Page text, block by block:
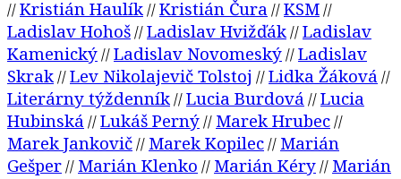
//Kristián Haulík//Kristián Čura //KSM//
Ladislav Hohoš//Ladislav Hvižďák//Ladislav
Kamenický//Ladislav Novomeský//Ladislav
Skrak//Lev Nikolajevič Tolstoj //Lidka Žáková //
Literárny týždenník//Lucia Burdová //Lucia
Hubinská //Lukáš Perný// Marek Hrubec//
Marek Jankovič// Marek Kopilec// Marián
Gešper// Marián Klenko // Marián Kéry// Marián